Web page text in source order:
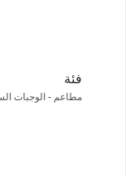
فئة
مطاعم - الوجبات